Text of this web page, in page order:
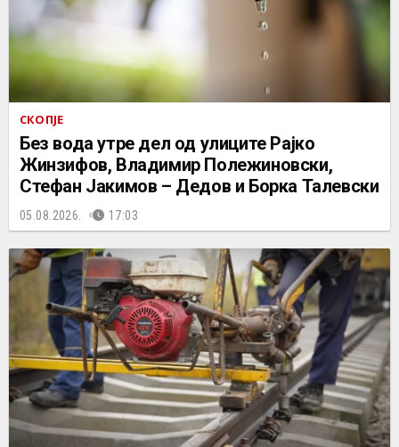
СКОПЈЕ
Без вода утре дел од улиците Рајко
Жинзифов, Владимир Полежиновски,
Стефан Јакимов – Дедов и Борка Талевски
05.08.2026. 17:03